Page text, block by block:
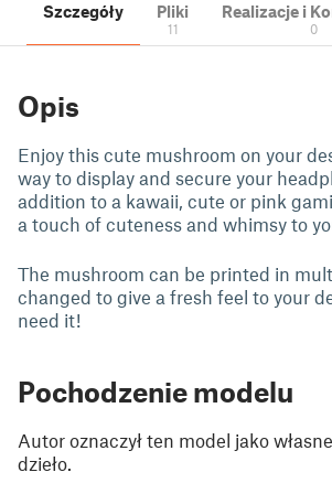
Szczegóły Pliki
11
Realizacje i
0
Opis
Enjoy this cute mushroom on your
way to display and secure your
addition to a kawaii, cute or pink
a touch of cuteness and whimsy to
The mushroom can be printed in
changed to give a fresh feel to your
need it!
Pochodzenie modelu
Autor oznaczył ten model jako
dzieło.